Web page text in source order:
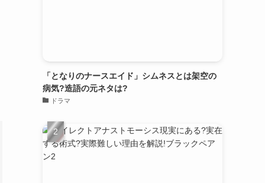
「となりのナースエイド」シムネスとは架空の
病気?造語の元ネタは?
ドラマ